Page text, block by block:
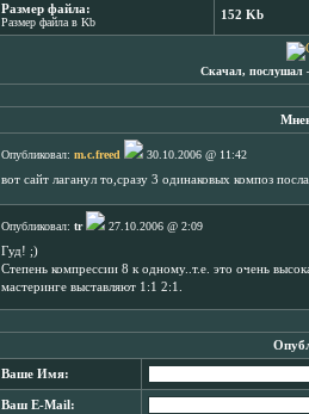
Размер файла:
Размер файла в Kb
152 Kb
Скачал, послушал
Опубликовал: m.c.freed
30.10.2006 @ 11:42
вот сайт лаганул то,сразу 3 одинаковых композ
Опубликовал: tr
27.10.2006 @ 2:09
Гуд! ;)
Степень компрессии 8 к одному..т.е. это очень
мастеринге выставляют 1:1 2:1.
Ваше Имя:
Ваш E-Mail: